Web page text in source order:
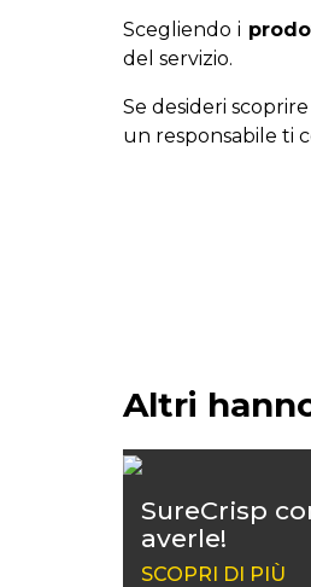
Scegliendo i
del servizio.
Se desideri
un responsabile ti
Altri
SureCrisp
averle!
SCOPRI DI PIÙ